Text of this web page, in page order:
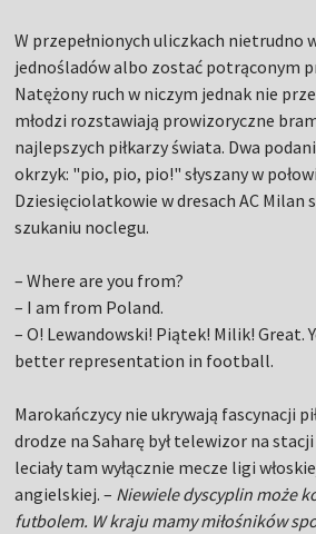
W przepełnionych uliczkach nietrudno
jednośladów albo zostać potrąconym
Natężony ruch w niczym jednak nie
młodzi rozstawiają prowizoryczne
najlepszych piłkarzy świata. Dwa
okrzyk: "pio, pio, pio!" słyszany w
Dziesięciolatkowie w dresach AC Milan
szukaniu noclegu.
– Where are you from?
– I am from Poland.
– O! Lewandowski! Piątek! Milik! Great.
better representation in football.
Marokańczycy nie ukrywają fascynacji
drodze na Saharę był telewizor na
leciały tam wyłącznie mecze ligi
angielskiej. – Niewiele dyscyplin może
futbolem. W kraju mamy miłośników